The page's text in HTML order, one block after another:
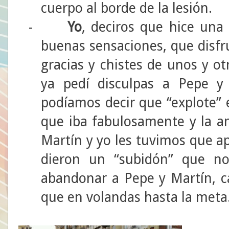
cuerpo al borde de la lesión.
-
Yo, deciros que hice una
buenas sensaciones, que
gracias y chistes de unos y
ya pedí disculpas a Pepe
podíamos decir que
que iba fabulosamente y la
Martín y yo les tuvimos que
dieron un “subidón” que
abandonar a Pepe y Martín,
que en volandas hasta la